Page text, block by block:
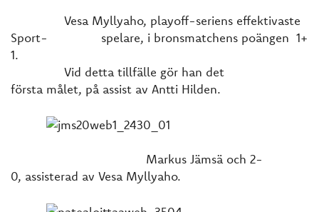
Vesa Myllyaho, playoff-seriens effektivaste
Sport- spelare, i bronsmatchens poängen 1+
1.
Vid detta tillfälle gör han det
första målet, på assist av Antti Hilden.
Markus Jämsä och 2-
0, assisterad av Vesa Myllyaho.